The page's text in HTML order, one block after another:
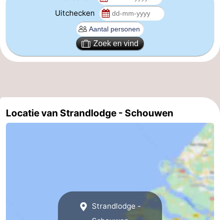
Fietsen
-
Golfbanen
-
Uitchecken
Zoek en vind
Locatie van Strandlodge - Schouwen
Strandlodge -